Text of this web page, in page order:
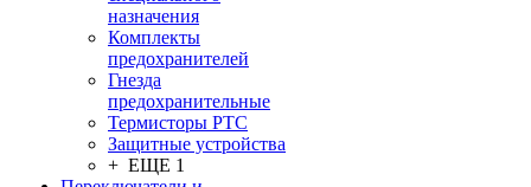
назначения
Комплекты
предохранителей
Гнезда
предохранительные
Термисторы PTC
Защитные устройства
+ ЕЩЕ 1